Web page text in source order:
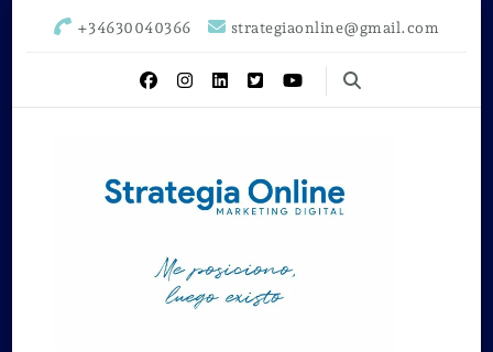
+34630040366 strategiaonline@gmail.com